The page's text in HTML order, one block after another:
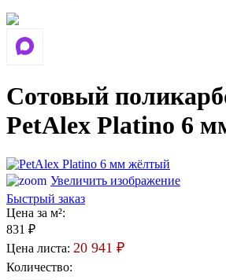
Сотовый
PetAlex Platino 6
Увеличить изображение
Быстрый заказ
Цена за м²:
831 ₽
Цена листа: 20 941 ₽
Количество: